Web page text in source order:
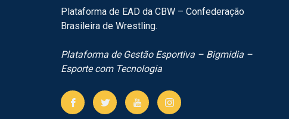
Plataforma de EAD da CBW – Confederação
Brasileira de Wrestling.
Plataforma de Gestão Esportiva – Bigmidia –
Esporte com Tecnologia